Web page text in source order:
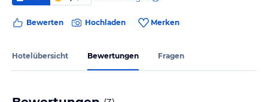
Bewerten Hochladen Merken
Hotelübersicht Bewertungen Fragen